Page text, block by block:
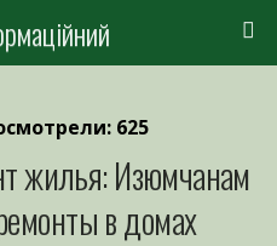
625
жилья: Изюмчанам
в домах